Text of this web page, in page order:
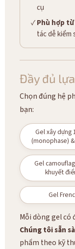
cụ
Phù hợp
tác dễ kiểm
Đầy đủ
Chọn đúng hệ
bạn:
Gel xây dựng
(monophase)
Gel
khuyết
Gel
Mỗi dòng gel có
Chúng tôi sẵn
phẩm theo kỹ